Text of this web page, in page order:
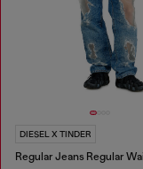
DIESEL X TINDER